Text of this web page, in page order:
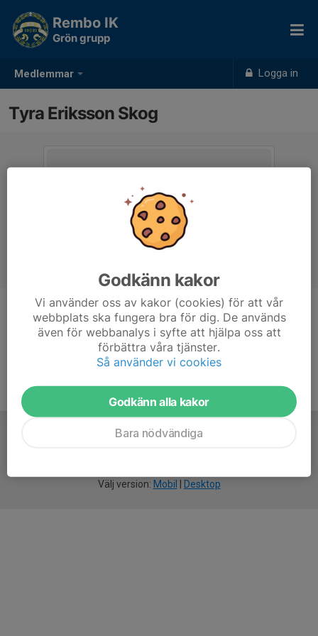
Medlemmar Logga in
Rembo IK
Grön grupp
Tyra Eriksson Skog
Ålder 4 år
Välj version: Mobil Desktop
Godkänn kakor
Vi använder oss av kakor (cookies) för att vår
webbplats ska fungera bra för dig. De används
även för webbanalys i syfte att hjälpa oss att
förbättra våra tjänster.
Så använder vi cookies
Godkänn alla kakor
Bara nödvändiga